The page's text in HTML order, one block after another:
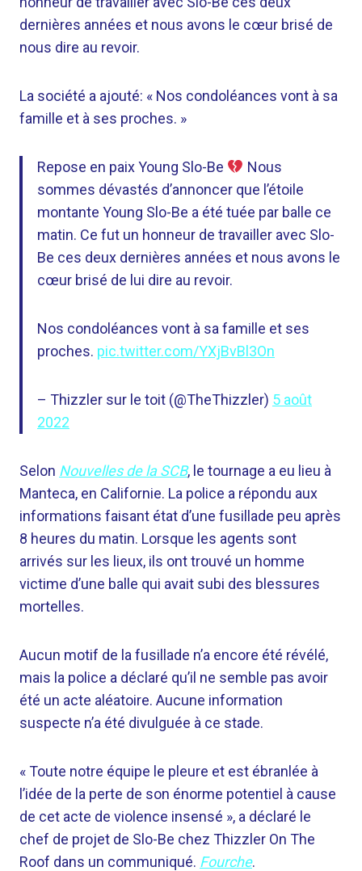
dernières années et nous avons le cœur brisé de
nous dire au revoir.
La société a ajouté: « Nos condoléances vont à sa
famille et à ses proches. »
Repose en paix Young Slo-Be
Nous
sommes dévastés d’annoncer que l’étoile
montante Young Slo-Be a été tuée par balle ce
matin. Ce fut un honneur de travailler avec Slo-
Be ces deux dernières années et nous avons le
cœur brisé de lui dire au revoir.
Nos condoléances vont à sa famille et ses
proches. pic.twitter.com/YXjBvBl3On
– Thizzler sur le toit (@TheThizzler) 5 août
2022
Selon Nouvelles de la SCB, le tournage a eu lieu à
Manteca, en Californie. La police a répondu aux
informations faisant état d’une fusillade peu après
8 heures du matin. Lorsque les agents sont
arrivés sur les lieux, ils ont trouvé un homme
victime d’une balle qui avait subi des blessures
mortelles.
Aucun motif de la fusillade n’a encore été révélé,
mais la police a déclaré qu’il ne semble pas avoir
été un acte aléatoire. Aucune information
suspecte n’a été divulguée à ce stade.
« Toute notre équipe le pleure et est ébranlée à
l’idée de la perte de son énorme potentiel à cause
de cet acte de violence insensé », a déclaré le
chef de projet de Slo-Be chez Thizzler On The
Roof dans un communiqué. Fourche.